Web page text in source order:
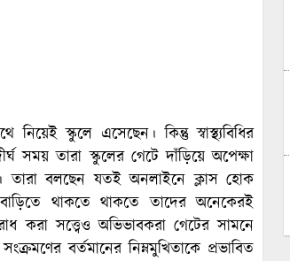
স্কুলে এসেছেন। কিন্তু স্বাস্থ্যবিধির
সময় তারা স্কুলের গেটে দাঁড়িয়ে অপেক্ষা
তারা বলছেন যতই অনলাইনে ক্লাস হোক
থাকতে থাকতে তাদের অনেকেরই
করা সত্ত্বেও অভিভাবকরা গেটের সামনে
বর্তমানের নিম্নমুখিতাকে প্রভাবিত